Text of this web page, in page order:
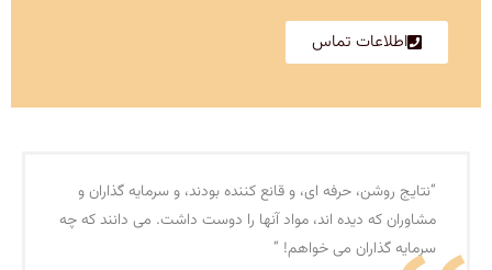
اطلاعات تماس
“نتایج روشن، حرفه ای، و قانع کننده بودند، و سرمایه گذاران و
مشاوران که دیده اند، مواد آنها را دوست داشت. می دانند که چه
سرمایه گذاران می خواهم! “